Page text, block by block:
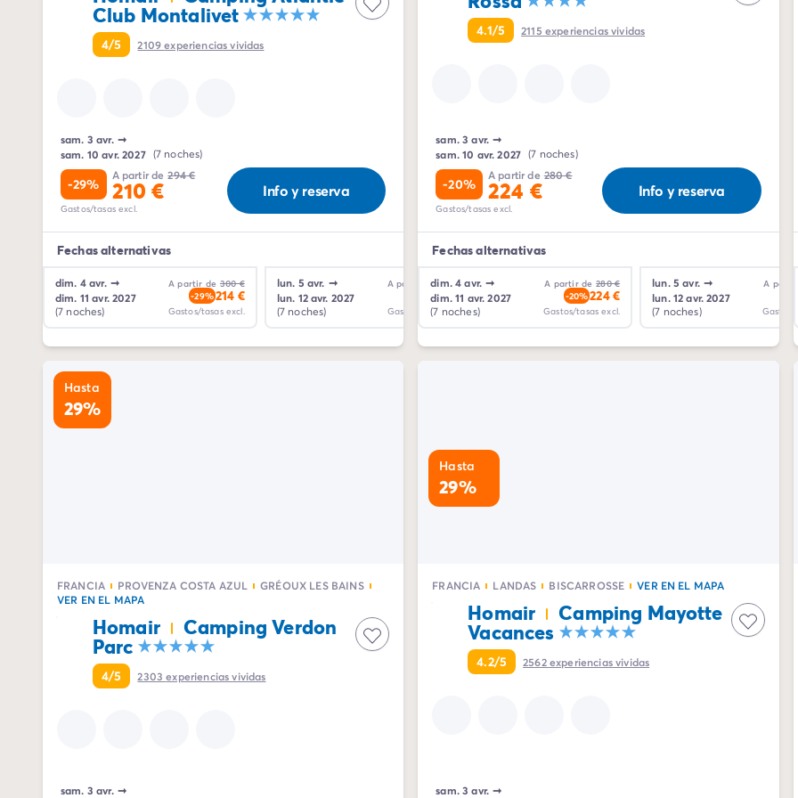
Vive la experiencia
La Experiencia Homair
Prepara tu estancia
Seguro de anulación
Formas de pago
Club Montalivet
4/5 2109experiencias vividas
sam. 3 avr. ➞
sam. 10 avr. 2027 (7 noches)
-29%
A partir de 294 €
210 €
Gastos/tasas excl.
Info y reserva
Fechas alternativas
dim. 4 avr. ➞
dim. 11 avr. 2027
(7 noches)
A partir de 300 €
-29%214 €
Gastos/tasas excl.
lun. 5 avr. ➞
lun. 12 avr. 2027
(7 noches)
A partir de 306 €
-29%218 €
Gastos/tasas excl.
mar. 6 avr. ➞
mar. 13 avr. 2027
(7 noches)
A partir de 312 €
-29%222 €
Gastos/tasas excl.
mer. 7 avr. ➞
mer. 14 avr. 2027
(7 noches)
4.1/5 2115 experiencias vividas
sam. 3 avr. ➞
sam. 10 avr. 2027 (7 noches)
-20%
A partir de 280 €
224 €
Gastos/tasas excl.
Info y reserva
Fechas alternativas
dim. 4 avr. ➞
dim. 11 avr. 2027
(7 noches)
A partir de 280 €
-20%224 €
Gastos/tasas excl.
lun. 5 avr. ➞
lun. 12 avr. 2027
(7 noches)
A
-
Gastos/
Hasta
29%
FRANCIA PROVENZA COSTA AZUL
GRÉOUX LES BAINS
VER EN EL MAPA
Homair Camping Verdon
Parc
4/5 2303experiencias vividas
sam. 3 avr. ➞
Hasta
29%
FRANCIA LANDAS BISCARROSSE VER EN EL MAPA
Homair Camping Mayotte
Vacances
4.2/5 2562experiencias vividas
sam. 3 avr. ➞